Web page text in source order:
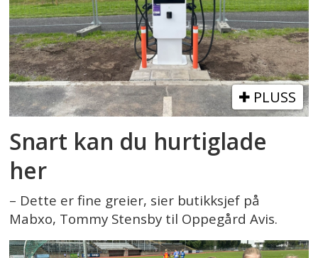
PLUSS
Snart kan du hurtiglade
her
– Dette er fine greier, sier butikksjef på
Mabxo, Tommy Stensby til Oppegård Avis.